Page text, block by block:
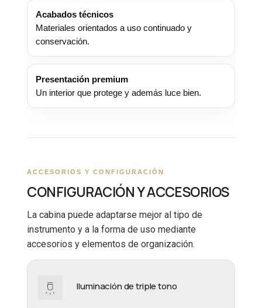
Acabados técnicos
Materiales orientados a uso continuado y
conservación.
Presentación premium
Un interior que protege y además luce bien.
ACCESORIOS Y CONFIGURACIÓN
CONFIGURACIÓN Y ACCESORIOS
La cabina puede adaptarse mejor al tipo de
instrumento y a la forma de uso mediante
accesorios y elementos de organización.
Iluminación de triple tono